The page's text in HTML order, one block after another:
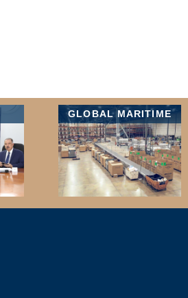
GLOBAL MARITIME